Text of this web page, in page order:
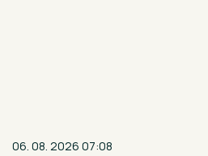
06. 08. 2026 07:08